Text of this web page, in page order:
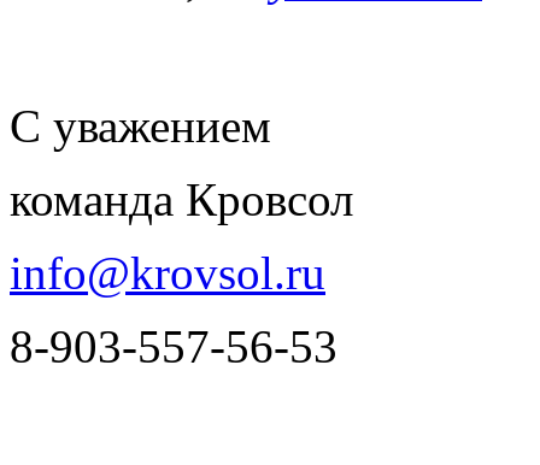
С уважением
команда Кровсол
info@krovsol.ru
8-903-557-56-53